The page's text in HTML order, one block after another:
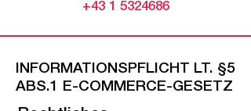
+43 1 5324686
INFORMATIONSPFLICHT LT. §5
ABS.1 E-COMMERCE-GESETZ